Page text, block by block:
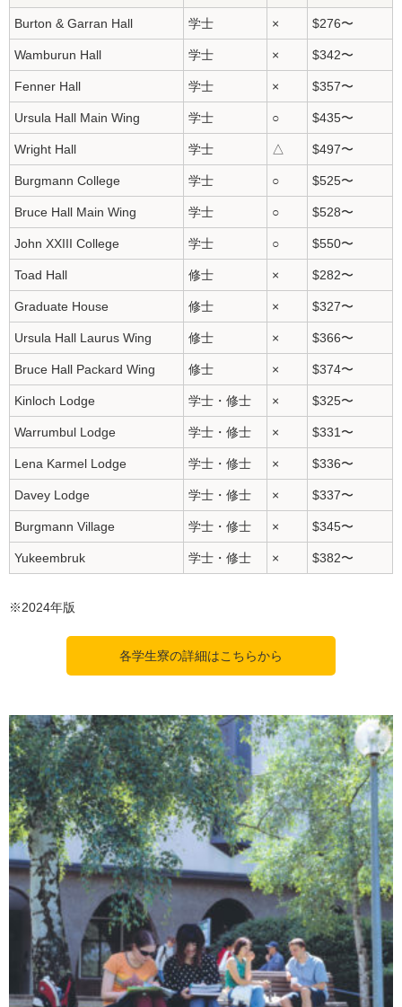
Burton & Garran Hall 学士 × $276〜
Wamburun Hall 学士 × $342〜
Fenner Hall 学士 × $357〜
Ursula Hall Main Wing 学士 ○ $435〜
Wright Hall 学士 △ $497〜
Burgmann College 学士 ○ $525〜
Bruce Hall Main Wing 学士 ○ $528〜
John XXIII College 学士 ○ $550〜
Toad Hall 修士 × $282〜
Graduate House 修士 × $327〜
Ursula Hall Laurus Wing 修士 × $366〜
Bruce Hall Packard Wing 修士 × $374〜
Kinloch Lodge 学士・修士 × $325〜
Warrumbul Lodge 学士・修士 × $331〜
Lena Karmel Lodge 学士・修士 × $336〜
Davey Lodge 学士・修士 × $337〜
Burgmann Village 学士・修士 × $345〜
Yukeembruk 学士・修士 × $382〜
※2024年版
各学生寮の詳細はこちらから